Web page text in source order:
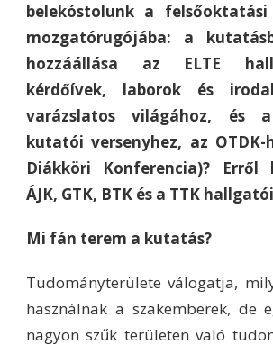
belekóstolunk a felsőoktatási
mozgatórugójába: a
hozzáállása az ELTE
kérdőívek, laborok és
varázslatos világához, és
kutatói versenyhez, az OTDK-
Diákköri Konferencia)? Erről
ÁJK, GTK, BTK és a TTK
Mi fán terem a kutatás?
Tudományterülete válogatja,
használnak a szakemberek, de
nagyon szűk területen való